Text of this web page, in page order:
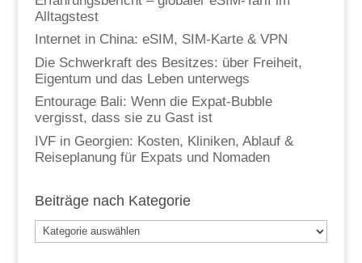
Alltagstest
Internet in China: eSIM, SIM-Karte & VPN
Die Schwerkraft des Besitzes: über Freiheit,
Eigentum und das Leben unterwegs
Entourage Bali: Wenn die Expat-Bubble
vergisst, dass sie zu Gast ist
IVF in Georgien: Kosten, Kliniken, Ablauf &
Reiseplanung für Expats und Nomaden
Beiträge nach Kategorie
Beiträge
nach